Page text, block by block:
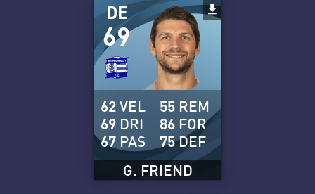
69
DE
G. FRIEND
62VEL
69 DRI
67 PAS
55 REM
86 FOR
75DEF